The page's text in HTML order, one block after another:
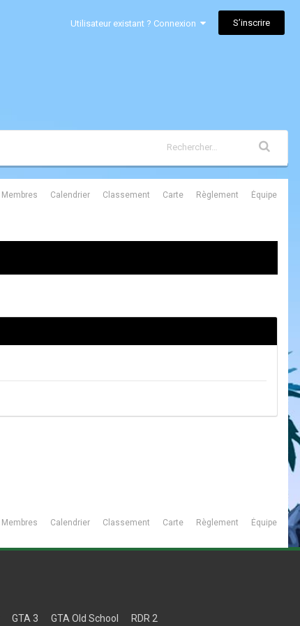
Utilisateur existant ? Connexion S’inscrire
Membres Calendrier Classement Carte Règlement Équipe
Membres Calendrier Classement Carte Règlement Équipe
GTA 3 GTA Old School RDR 2